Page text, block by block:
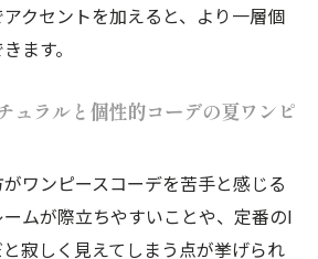
クセントを加えると、より一層個
ます。
ュラルと個性的コーデの夏ワンピ
ワンピースコーデを苦手と感じる
ムが際立ちやすいことや、定番のI
寂しく見えてしまう点が挙げられ